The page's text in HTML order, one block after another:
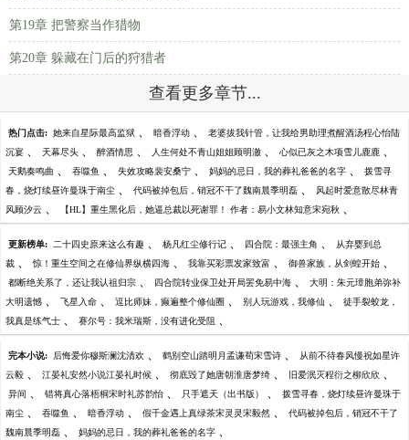
第19章 把警察当作猎物
第20章 躲藏在门后的狩猎者
查看更多章节...
热门点击: 她来自星际最高监狱 、 暗香浮动 、 老婆拔我针管，让我给男助理煮醒酒汤程心怡陆
沉宴 、 天幕尽头 、 醉酒情思 、 人生何处不青山姐姐顾明澈 、 心似已灰之木项雪儿鹿鹿 、
天鹅奏鸣曲 、 吞噬鱼 、 失效攻略裴安桑宁 、 妈妈的忌日，我的葬礼爸爸的名字 、 拨雪寻
春，烧灯续昼许曼珠于南尘 、 代码被掉包后，销冠不干了魏南晨季明磊 、 风起时爱意散尽林青
风顾汐云 、 【HL】重生黑化后，她逼总裁以死谢罪！ 作者：易小文林知意宋宛秋 、
更新榜单: 二十四史原来这么有趣 、 杨凡红尘修行记 、 四合院：最强主角 、 从弃婴到总
裁 、 惊！重生空间之在修仙界纵横四海 、 我靠买彩票发家致富 、 御兽家族，从剑蝗开始 、
都断绝关系了，还让我认祖归宗 、 四合院转业保卫处开局罢免易中海 、 大明：朱元璋胞弟弥补
大明遗憾 、 飞星入命 、 逗比师妹，癫遍整个修仙圈 、 别人玩游戏，我修仙 、 徒手裂蛟龙，
我真是练气士 、 赛尔号：我米瑞斯，没有进化受阻 、
完本小说: 后悔爱你穆斯澜沈清欢 、 鹤别空山踏明月孟谦荀宋雪诗 、 从前不待春风慢祝如星许
云毅 、 江晏礼安然小说江晏礼时候 、 彻底毁了她唐朝淮唐梦绮 、 旧爱泯灭程衍之柳欣欣 、
异间 、 错将真心落梧桐宋时礼苏韵怡 、 只手遮天（出书版） 、 拨雪寻春，烧灯续昼许曼珠于
南尘 、 吞噬鱼 、 暗香浮动 、 假千金遇上真绿茶宋灵灵宋毅然 、 代码被掉包后，销冠不干了
魏南晨季明磊 、 妈妈的忌日，我的葬礼爸爸的名字 、